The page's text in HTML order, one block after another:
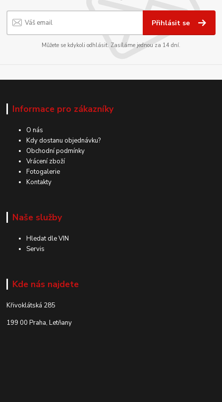
Přihlásit se
Můžete se kdykoli odhlásit. Zasíláme jednou za 14 dní.
Informace pro zákazníky
O nás
Kdy dostanu objednávku?
Obchodní podmínky
Vrácení zboží
Fotogalerie
Kontakty
Naše služby
Hledat dle VIN
Servis
Kde nás najdete
Křivoklátská 285
199 00 Praha, Letňany